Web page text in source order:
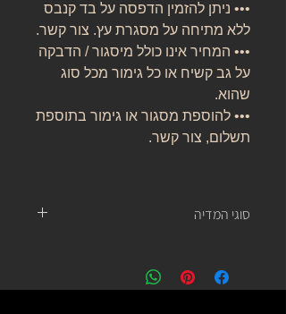
••• ניתן להזמין הדפסה על בד קנבס
ללא מתיחה על מסגרת עץ. צור קשר.
••• המחיר אינו כולל מיסגור / הדבקה
על גב קשיח או כל גימור מכל סוג
שהוא.
••• להוספת מסגור או גימור בתוספת
תשלום, צור קשר.
סוגי המדיה
לובן ניטרלי ובמשקל של 310 גרם.